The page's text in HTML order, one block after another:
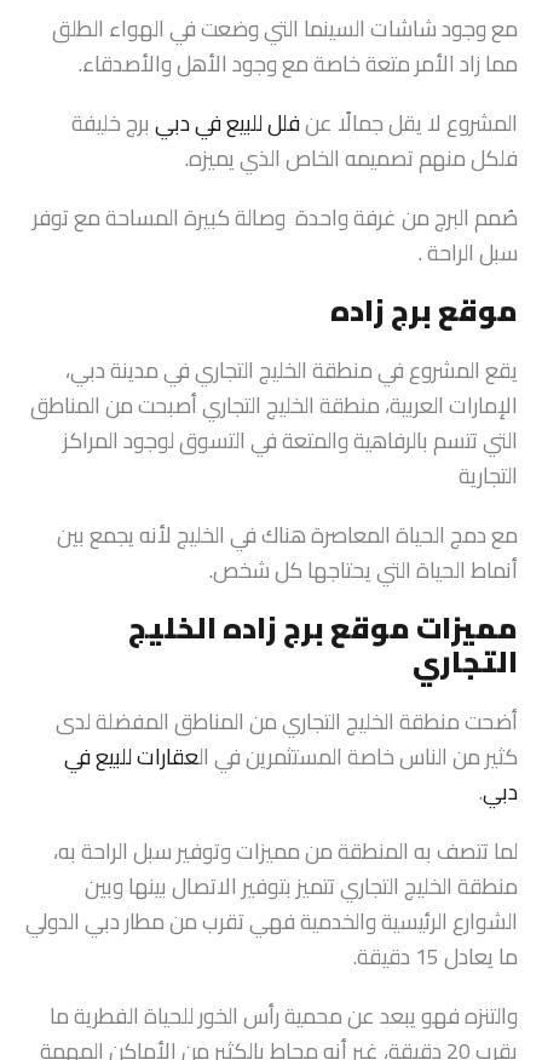
مع وجود شاشات السينما التي وضعت في الهواء الطلق
مما زاد الأمر متعة خاصة مع وجود الأهل والأصدقاء.
المشروع لا يقل جمالًا عنفلل للبيع في دبيبرج خليفة
فلكل منهم تصميمه الخاص الذي يميزه.
صُمم البرج من غرفة واحدة وصالة كبيرة المساحة مع توفر
سبل الراحة .
موقع برج زاده
يقع المشروع في منطقة الخليج التجاري في مدينة دبي،
الإمارات العربية، منطقة الخليج التجاري أصبحت من المناطق
التي تتسم بالرفاهية والمتعة في التسوق لوجود المراكز
التجارية
مع دمج الحياة المعاصرة هناك في الخليج لأنه يجمع بين
أنماط الحياة التي يحتاجها كل شخص.
مميزات موقع برج زاده الخليج
التجاري
أضحت منطقة الخليج التجاري من المناطق المفضلة لدى
كثير من الناس خاصة المستثمرين في العقارات للبيع في
دبي.
لما تتصف به المنطقة من مميزات وتوفير سبل الراحة به،
منطقة الخليج التجاري تتميز بتوفير الاتصال بينها وبين
الشوارع الرئيسية والخدمية فهي تقرب من مطار دبي الدولي
ما يعادل 15 دقيقة.
والتنزه فهو يبعد عن محمية رأس الخور للحياة الفطرية ما
يقرب 20 دقيقة، غير أنه محاط بالكثير من الأماكن المهمة